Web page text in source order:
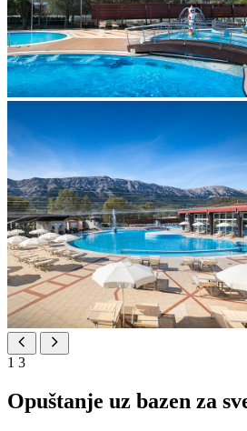
1 3
Opuštanje uz bazen za